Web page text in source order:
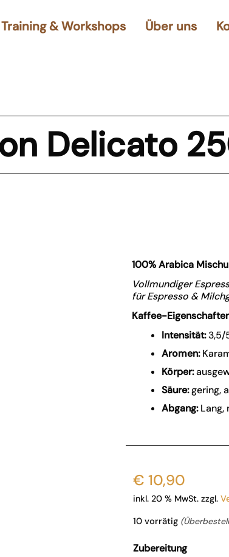
Training & Workshops Über uns
Delicato
100% Arabica
Vollmundiger
für Espresso &
Kaffee-
Intensität:3,5/
Aromen:
Körper:
Säure:gering,
Abgang:Lang,
€ 10,90
inkl. 20 % MwSt. zzgl.
10 vorrätig
Zubereitung